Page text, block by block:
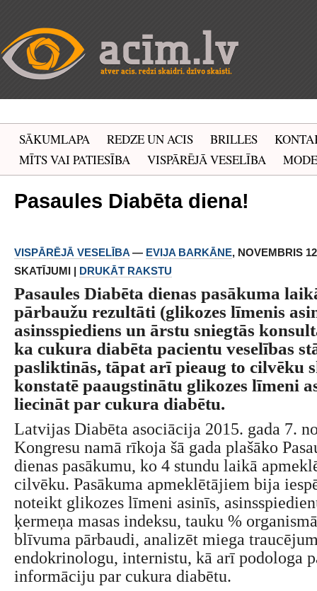
SĀKUMLAPA REDZE UN ACIS BRILLES
MĪTS VAI PATIESĪBA
VISPĀRĒJĀ VESELĪBA MODE
Pasaules Diabēta diena!
VISPĀRĒJĀ VESELĪBA — EVIJA BARKĀNE, NOVEMBRIS
SKATĪJUMI | DRUKĀT RAKSTU
Pasaules Diabēta dienas pasākuma
pārbaužu rezultāti (glikozes līmenis
asinsspiediens un ārstu sniegtās
ka cukura diabēta pacientu veselības
pasliktinās, tāpat arī pieaug to cilvēku
konstatē paaugstinātu glikozes līmeni
liecināt par cukura diabētu.
Latvijas Diabēta asociācija 2015. gada 7.
Kongresu namā rīkoja šā gada plašāko
dienas pasākumu, ko 4 stundu laikā
cilvēku. Pasākuma apmeklētājiem bija
noteikt glikozes līmeni asinīs,
ķermeņa masas indeksu, tauku %
blīvuma pārbaudi, analizēt miega
endokrinologu, internistu, kā arī podologa
informāciju par cukura diabētu.